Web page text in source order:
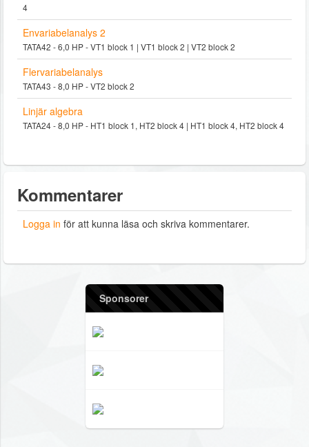
4
Envariabelanalys 2
TATA42 - 6,0 HP - VT1 block 1 | VT1 block 2 | VT2 block 2
Flervariabelanalys
TATA43 - 8,0 HP - VT2 block 2
Linjär algebra
TATA24 - 8,0 HP - HT1 block 1, HT2 block 4 | HT1 block 4, HT2 block 4
Kommentarer
Logga in för att kunna läsa och skriva kommentarer.
Sponsorer